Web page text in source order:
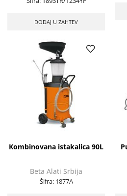
DODAJ U ZAHTEV
Kombinovana istakalica 90L
Beta Alati Srbija
Šifra: 1877A